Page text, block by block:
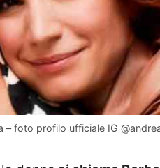
– foto profilo ufficiale IG